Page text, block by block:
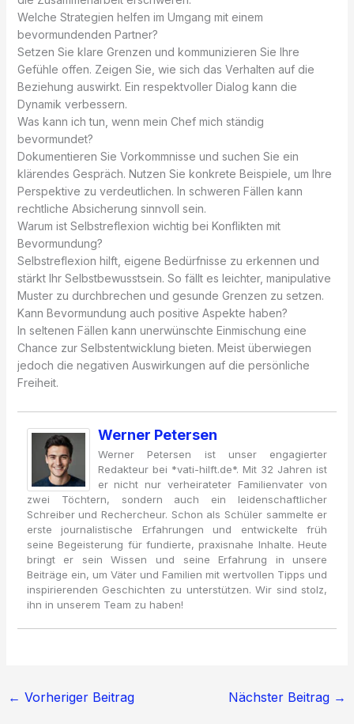
Welche Strategien helfen im Umgang mit einem
bevormundenden Partner?
Setzen Sie klare Grenzen und kommunizieren Sie Ihre
Gefühle offen. Zeigen Sie, wie sich das Verhalten auf die
Beziehung auswirkt. Ein respektvoller Dialog kann die
Dynamik verbessern.
Was kann ich tun, wenn mein Chef mich ständig
bevormundet?
Dokumentieren Sie Vorkommnisse und suchen Sie ein
klärendes Gespräch. Nutzen Sie konkrete Beispiele, um Ihre
Perspektive zu verdeutlichen. In schweren Fällen kann
rechtliche Absicherung sinnvoll sein.
Warum ist Selbstreflexion wichtig bei Konflikten mit
Bevormundung?
Selbstreflexion hilft, eigene Bedürfnisse zu erkennen und
stärkt Ihr Selbstbewusstsein. So fällt es leichter, manipulative
Muster zu durchbrechen und gesunde Grenzen zu setzen.
Kann Bevormundung auch positive Aspekte haben?
In seltenen Fällen kann unerwünschte Einmischung eine
Chance zur Selbstentwicklung bieten. Meist überwiegen
jedoch die negativen Auswirkungen auf die persönliche
Freiheit.
Werner Petersen
Werner Petersen ist unser engagierter
Redakteur bei *vati-hilft.de*. Mit 32 Jahren ist
er nicht nur verheirateter Familienvater von
zwei Töchtern, sondern auch ein leidenschaftlicher
Schreiber und Rechercheur. Schon als Schüler sammelte er
erste journalistische Erfahrungen und entwickelte früh
seine Begeisterung für fundierte, praxisnahe Inhalte. Heute
bringt er sein Wissen und seine Erfahrung in unsere
Beiträge ein, um Väter und Familien mit wertvollen Tipps und
inspirierenden Geschichten zu unterstützen. Wir sind stolz,
ihn in unserem Team zu haben!
← Vorheriger Beitrag Nächster Beitrag →